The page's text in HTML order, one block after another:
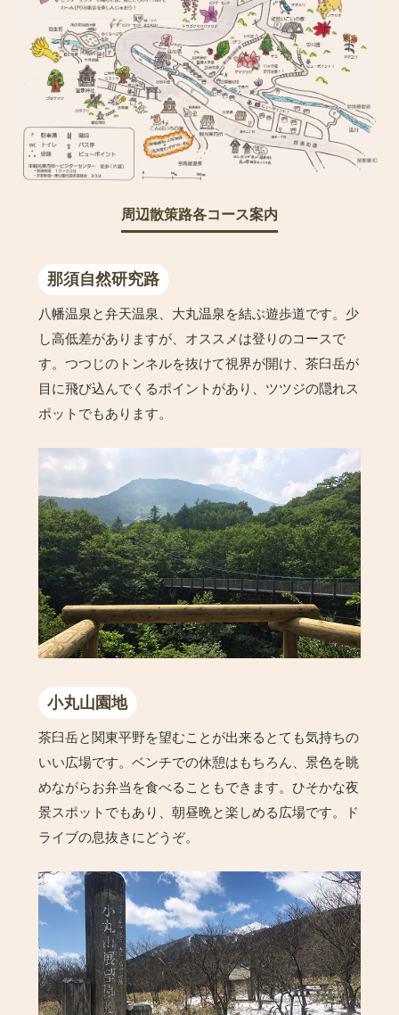
周辺散策路各コース案内
那須自然研究路
八幡温泉と弁天温泉、大丸温泉を結ぶ遊歩道です。少
し高低差がありますが、オススメは登りのコースで
す。つつじのトンネルを抜けて視界が開け、茶臼岳が
目に飛び込んでくるポイントがあり、ツツジの隠れス
ポットでもあります。
小丸山園地
茶臼岳と関東平野を望むことが出来るとても気持ちの
いい広場です。ベンチでの休憩はもちろん、景色を眺
めながらお弁当を食べることもできます。ひそかな夜
景スポットでもあり、朝昼晩と楽しめる広場です。ド
ライブの息抜きにどうぞ。